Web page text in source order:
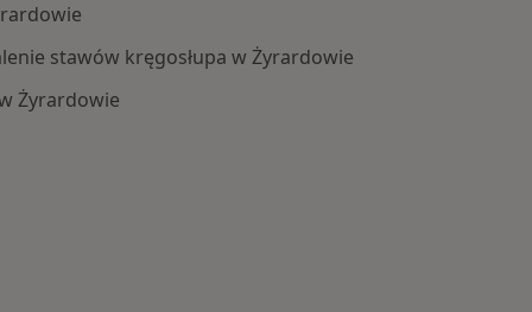
stawów kręgosłupa w Żyrardowie
Żyrardowie